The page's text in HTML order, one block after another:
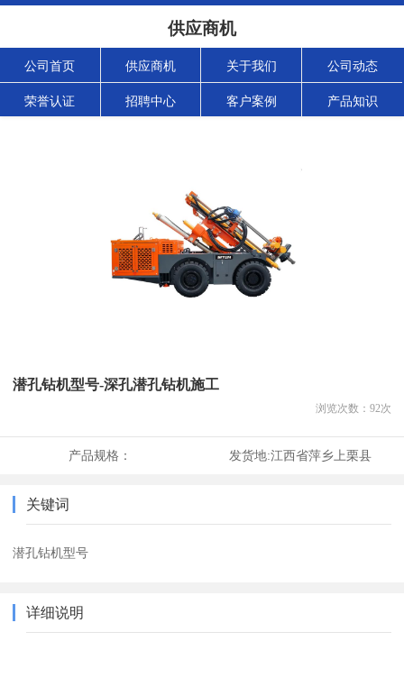
供应商机
公司首页 供应商机 关于我们 公司动态
荣誉认证 招聘中心 客户案例 产品知识
潜孔钻机型号-深孔潜孔钻机施工
浏览次数： 92次
产品规格： 发货地:江西省萍乡上栗县
关键词
潜孔钻机型号
详细说明